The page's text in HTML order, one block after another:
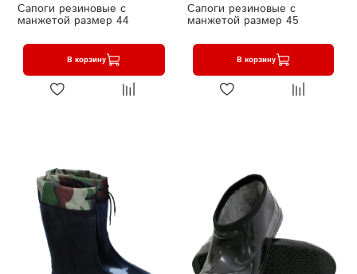
Сапоги резиновые с
манжетой размер 44
В корзину
Сапоги резиновые с
манжетой размер 45
В корзину